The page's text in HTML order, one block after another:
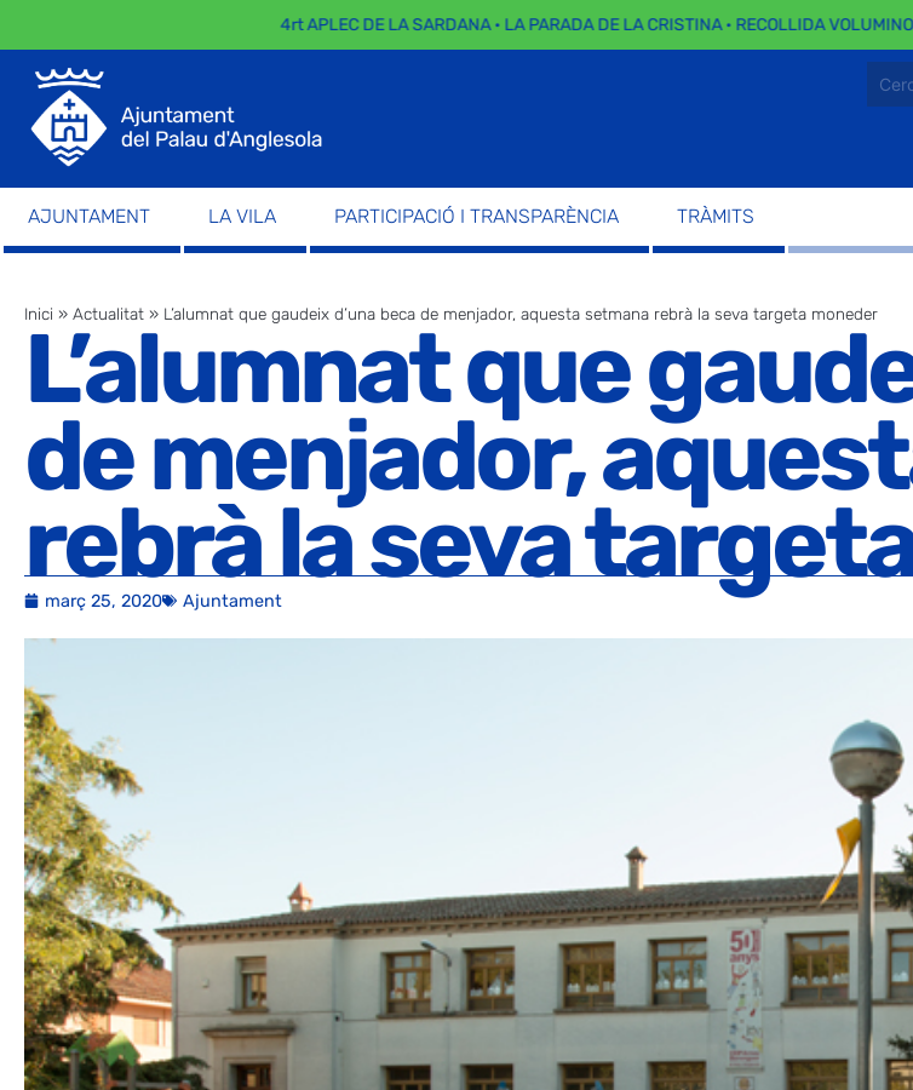
4rt APLEC DE LA SARDANA · LA PARADA DE LA CRISTINA · RECOLLIDA
AJUNTAMENT LA VILA PARTICIPACIÓ I TRANSPARÈNCIA TRÀMITS
Inici » Actualitat » L’alumnat que gaudeix d’una beca de menjador, aquesta setmana rebrà la seva targeta moneder
L’alumnat que
de menjador,
rebrà la seva
març 25, 2020 Ajuntament